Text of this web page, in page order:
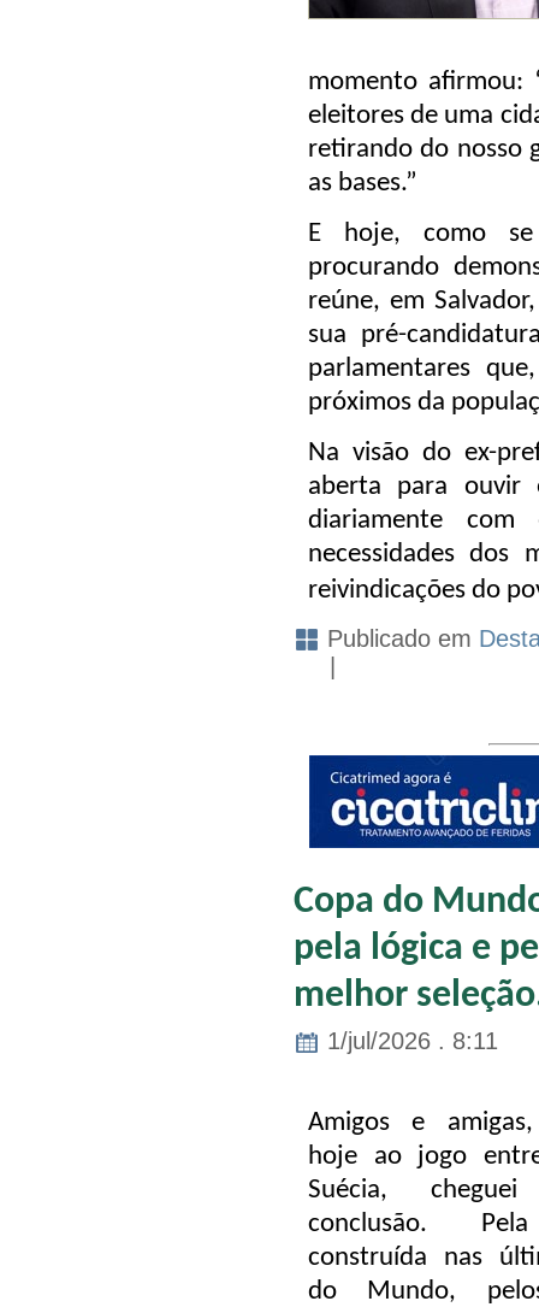
momento afirmou:
eleitores de uma
retirando do nosso
as bases.”
E hoje, como se
procurando
reúne, em
sua pré-
parlamentares
próximos da
Na visão do ex-
aberta para ouvir
diariamente
necessidades dos
reivindicações do
Publicado em
Copa do
pela lógica e
melhor
1/jul/2026 . 8:11
Amigos e
hoje ao jogo
Suécia,
conclusão.
construída nas
do Mundo,